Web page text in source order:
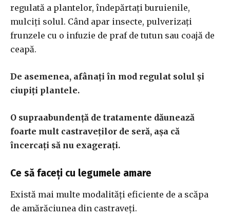
regulată a plantelor, îndepărtați buruienile,
mulciți solul. Când apar insecte, pulverizați
frunzele cu o infuzie de praf de tutun sau coajă de
ceapă.
De asemenea, afânați în mod regulat solul și
ciupiți plantele.
O supraabundență de tratamente dăunează
foarte mult castraveților de seră, așa că
încercați să nu exagerați.
Ce să faceți cu legumele amare
Există mai multe modalități eficiente de a scăpa
de amărăciunea din castraveți.